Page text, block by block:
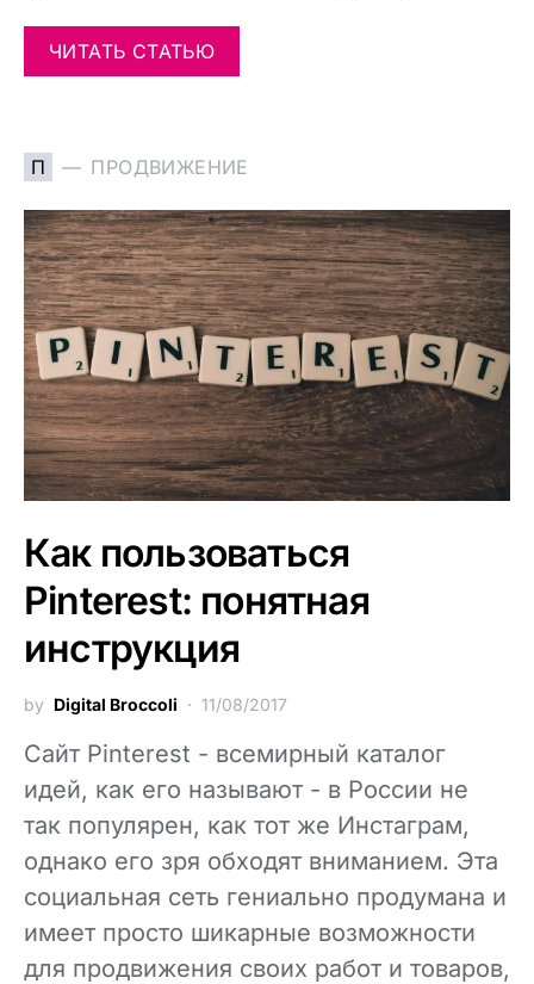
ЧИТАТЬ СТАТЬЮ
П ПРОДВИЖЕНИЕ
Как пользоваться
Pinterest: понятная
инструкция
by Digital Broccoli 11/08/2017
Сайт Pinterest - всемирный каталог
идей, как его называют - в России не
так популярен, как тот же Инстаграм,
однако его зря обходят вниманием. Эта
социальная сеть гениально продумана и
имеет просто шикарные возможности
для продвижения своих работ и товаров,